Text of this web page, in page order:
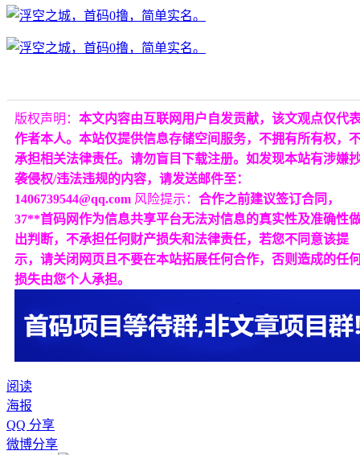
版权声明： 本文内容由互联网用户自发贡献，该文观点仅代
作者本人。本站仅提供信息存储空间服务，不拥有所有权，
承担相关法律责任。请勿盲目下载注册。如发现本站有涉嫌
袭侵权/违法违规的内容，请发送邮件至：
1406739544@qq.com 风险提示： 合作之前建议签订合同，
37**首码网作为信息共享平台无法对信息的真实性及准确性
出判断，不承担任何财产损失和法律责任，若您不同意该提
示，请关闭网页且不要在本站拓展任何合作，否则造成的任
损失由您个人承担。
阅读
海报
QQ 分享
微博分享